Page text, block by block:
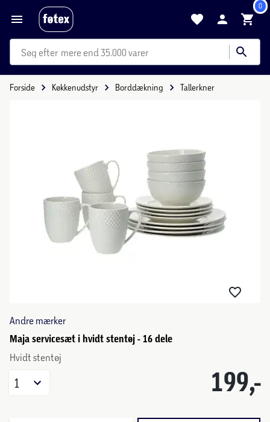
0
mere end 35.000 varer
Forside Køkkenudstyr Borddækning Tallerkner
Andre mærker
Maja servicesæt i hvidt stentøj - 16 dele
Hvidt stentøj
199,-
1